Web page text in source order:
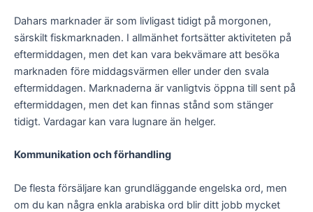
Dahars marknader är som livligast tidigt på morgonen,
särskilt fiskmarknaden. I allmänhet fortsätter aktiviteten på
eftermiddagen, men det kan vara bekvämare att besöka
marknaden före middagsvärmen eller under den svala
eftermiddagen. Marknaderna är vanligtvis öppna till sent på
eftermiddagen, men det kan finnas stånd som stänger
tidigt. Vardagar kan vara lugnare än helger.
Kommunikation och förhandling
De flesta försäljare kan grundläggande engelska ord, men
om du kan några enkla arabiska ord blir ditt jobb mycket